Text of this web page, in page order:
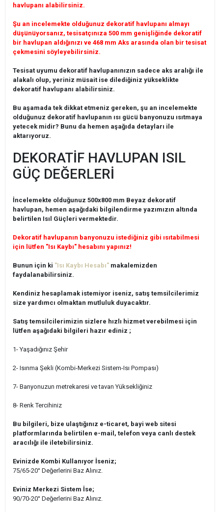
havlupanı alabilirsiniz.
Şu an incelemekte olduğunuz dekoratif havlupanı almayı
düşünüyorsanız, tesisatçınıza 500 mm genişliğinde dekoratif
bir havlupan aldığınızı ve 468 mm Aks arasında olan bir tesisat
çekmesini söyleyebilirsiniz.
Tesisat uyumu dekoratif havlupanınızın sadece aks aralığı ile
alakalı olup, yeriniz müsait ise dilediğiniz yükseklikte
dekoratif havlupanı alabilirsiniz.
Bu aşamada tek dikkat etmeniz gereken, şu an incelemekte
olduğunuz dekoratif havlupanın ısı gücü banyonuzu ısıtmaya
yetecek midir? Bunu da hemen aşağıda detayları ile
aktarıyoruz.
DEKORATİF HAVLUPAN ISIL
GÜÇ DEĞERLERİ
İncelemekte olduğunuz 500x800 mm Beyaz dekoratif
havlupan, hemen aşağıdaki bilgilendirme yazımızın altında
belirtilen Isıl Güçleri vermektedir.
Dekoratif havlupanın banyonuzu istediğiniz gibi ısıtabilmesi
için lütfen "Isı Kaybı" hesabını yapınız!
Bunun için ki "Isı Kaybı Hesabı" makalemizden
faydalanabilirsiniz.
Kendiniz hesaplamak istemiyor iseniz, satış temsilcilerimiz
size yardımcı olmaktan mutluluk duyacaktır.
Satış temsilcilerimizin sizlere hızlı hizmet verebilmesi için
lütfen aşağıdaki bilgileri hazır ediniz ;
1- Yaşadığınız Şehir
2- Isınma Şekli (Kombi-Merkezi Sistem-Isı Pompası)
7- Banyonuzun metrekaresi ve tavan Yüksekliğiniz
8- Renk Tercihiniz
Bu bilgileri, bize ulaştığınız e-ticaret, bayi web sitesi
platformlarında belirtilen e-mail, telefon veya canlı destek
aracılığı ile iletebilirsiniz.
Evinizde Kombi Kullanıyor İseniz;
75/65-20° Değerlerini Baz Alınız.
Eviniz Merkezi Sistem İse;
90/70-20° Değerlerini Baz Alınız.